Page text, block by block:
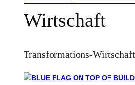
Wirtschaft
Transformations-Wirtschaft